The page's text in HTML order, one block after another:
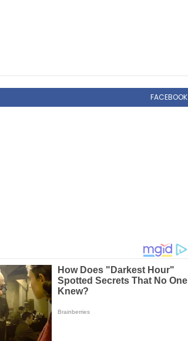
FACEBOOK